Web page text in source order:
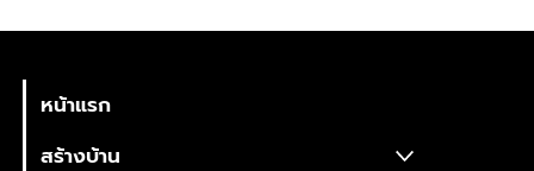
หน้าแรก
สร้างบ้าน